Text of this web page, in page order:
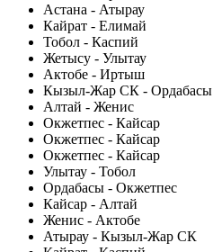
Астана - Атырау
Кайрат - Елимай
Тобол - Каспий
Жетысу - Улытау
Актобе - Иртыш
Кызыл-Жар СК - Ордабасы
Алтай - Женис
Окжетпес - Кайсар
Окжетпес - Кайсар
Окжетпес - Кайсар
Улытау - Тобол
Ордабасы - Окжетпес
Кайсар - Алтай
Женис - Актобе
Атырау - Кызыл-Жар СК